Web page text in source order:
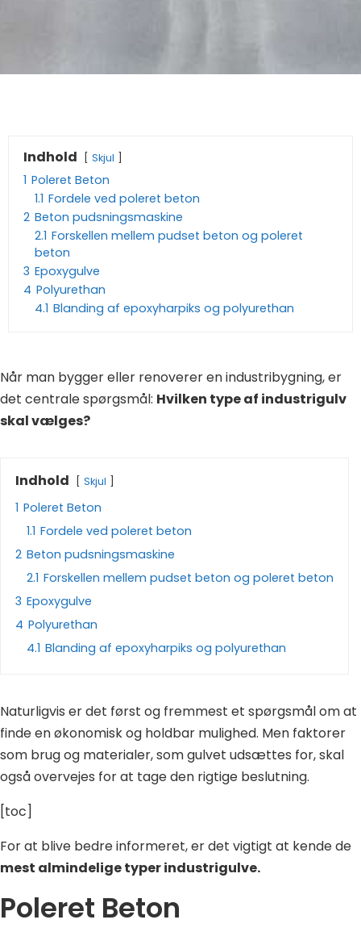
Indhold Skjul
1 Poleret Beton
1.1 Fordele ved poleret beton
2 Beton pudsningsmaskine
2.1 Forskellen mellem pudset beton og poleret
beton
3 Epoxygulve
4 Polyurethan
4.1 Blanding af epoxyharpiks og polyurethan
Når man bygger eller renoverer en industribygning, er
det centrale spørgsmål: Hvilken type af industrigulv
skal vælges?
Indhold Skjul
1 Poleret Beton
1.1 Fordele ved poleret beton
2 Beton pudsningsmaskine
2.1 Forskellen mellem pudset beton og poleret beton
3 Epoxygulve
4 Polyurethan
4.1 Blanding af epoxyharpiks og polyurethan
Naturligvis er det først og fremmest et spørgsmål om at
finde en økonomisk og holdbar mulighed. Men faktorer
som brug og materialer, som gulvet udsættes for, skal
også overvejes for at tage den rigtige beslutning.
[toc]
For at blive bedre informeret, er det vigtigt at kende de
mest almindelige typer industrigulve.
Poleret Beton